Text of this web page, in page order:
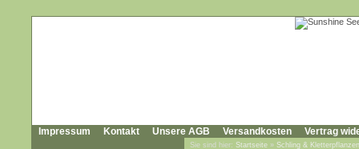
Impressum Kontakt Unsere AGB Versandkosten Vertrag
Sie sind hier: Startseite » Schling & Kletterpflanzen